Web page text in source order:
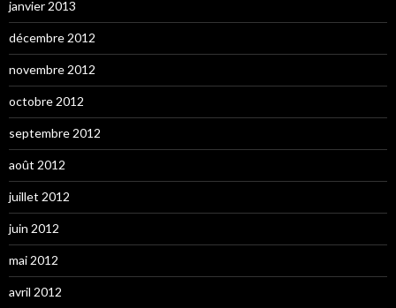
janvier 2013
décembre 2012
novembre 2012
octobre 2012
septembre 2012
août 2012
juillet 2012
juin 2012
mai 2012
avril 2012